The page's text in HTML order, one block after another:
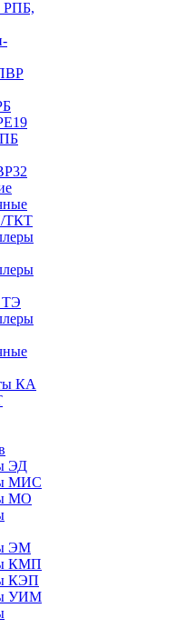
РПБ,
ПБ
ТКТ
ТЭ
КА
ЭД
МИС
МО
ЭМ
КМП
КЭП
УИМ